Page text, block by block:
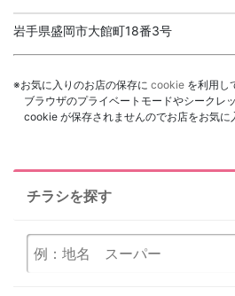
岩手県盛岡市大館町18番3号
※お気に入りのお店の保存に cookie を利用し
ブラウザのプライベートモードやシークレ
cookie が保存されませんのでお店をお気に
チラシを探す